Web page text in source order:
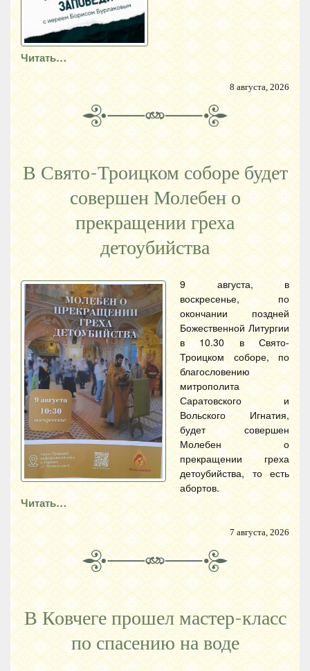
Читать…
8 августа, 2026
В Свято-Троицком соборе будет
совершен Молебен о
прекращении греха
детоубийства
9 августа, в
воскресенье, по
окончании поздней
Божественной Литургии
в 10.30 в Свято-
Троицком соборе, по
благословению
митрополита
Саратовского и
Вольского Игнатия,
будет совершен
Молебен о
прекращении греха
детоубийства, то есть
абортов.
Читать…
7 августа, 2026
В Ковчеге прошел мастер-класс
по спасению на воде